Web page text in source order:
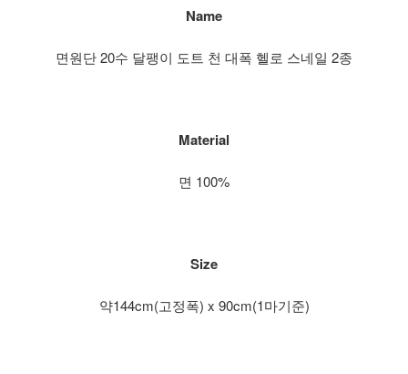
Name
면원단 20수 달팽이 도트 천 대폭 헬로 스네일 2종
Material
면 100%
Size
약144cm(고정폭) x 90cm(1마기준)